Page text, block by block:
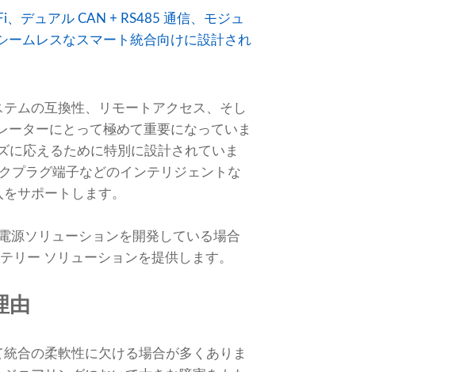
デュアル CAN + RS485 通信、モジュ
ームレスなスマート統合向けに設計され
ムの互換性、リモートアクセス、そし
ターにとって極めて重要になっていま
に応えるために特別に設計されていま
プラグ端子などのインテリジェントな
サポートします。
源ソリューションを開発している場合
リー ソリューションを提供します。
由
合の柔軟性に欠ける場合が多くありま